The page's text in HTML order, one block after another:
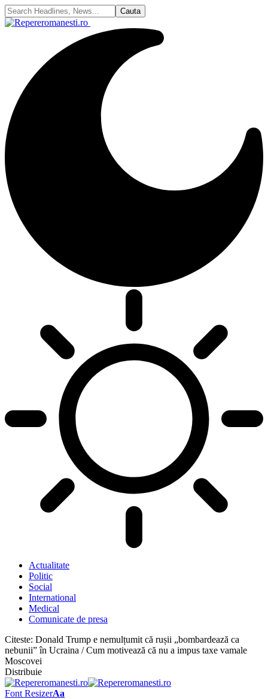
Actualitate
Politic
Social
International
Medical
Comunicate de presa
Citeste: Donald Trump e nemulțumit că rușii „bombardează ca
nebunii” în Ucraina / Cum motivează că nu a impus taxe vamale
Moscovei
Distribuie
Font ResizerAa